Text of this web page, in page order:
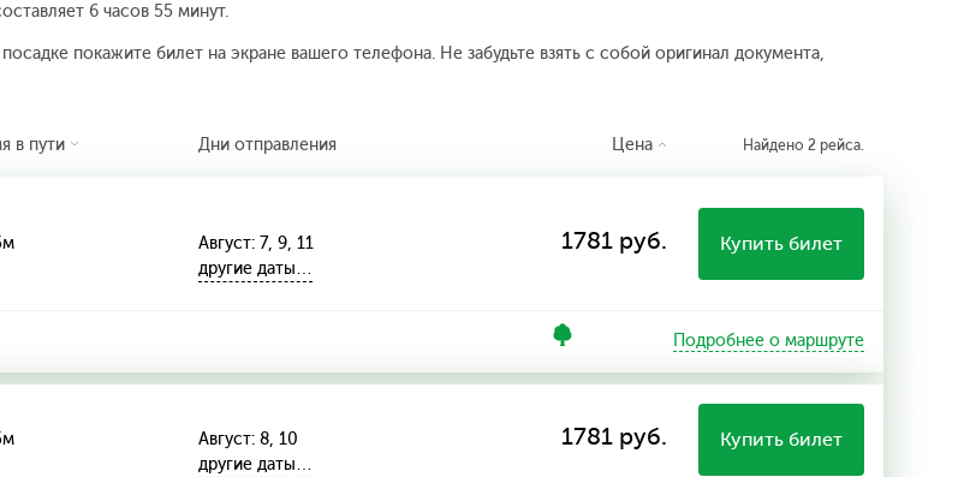
6 часов 55 минут.
покажите билет на экране вашего телефона. Не забудьте взять с собой оригинал документа,
в пути Дни отправления Цена Найдено 2 рейса.
Август: 7, 9, 11
другие даты…
1781 руб. Купить билет
Подробнее о маршруте
Август: 8, 10
другие даты…
1781 руб. Купить билет